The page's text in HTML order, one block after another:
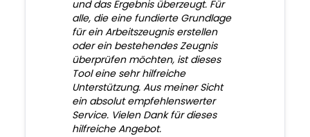
und das Ergebnis überzeugt. Für
alle, die eine fundierte Grundlage
für ein Arbeitszeugnis erstellen
oder ein bestehendes Zeugnis
überprüfen möchten, ist dieses
Tool eine sehr hilfreiche
Unterstützung. Aus meiner Sicht
ein absolut empfehlenswerter
Service. Vielen Dank für dieses
hilfreiche Angebot.